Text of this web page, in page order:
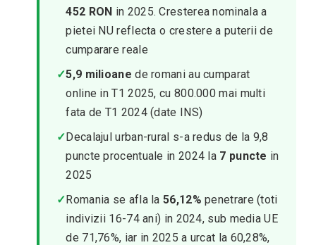
452 RON in 2025. Cresterea nominala a
pietei NU reflecta o crestere a puterii de
cumparare reale
✓5,9 milioane de romani au cumparat
online in T1 2025, cu 800.000 mai multi
fata de T1 2024 (date INS)
✓Decalajul urban-rural s-a redus de la 9,8
puncte procentuale in 2024 la 7 puncte in
2025
✓Romania se afla la56,12% penetrare (toti
indivizii 16-74 ani) in 2024, sub media UE
de 71,76%, iar in 2025 a urcat la 60,28%,